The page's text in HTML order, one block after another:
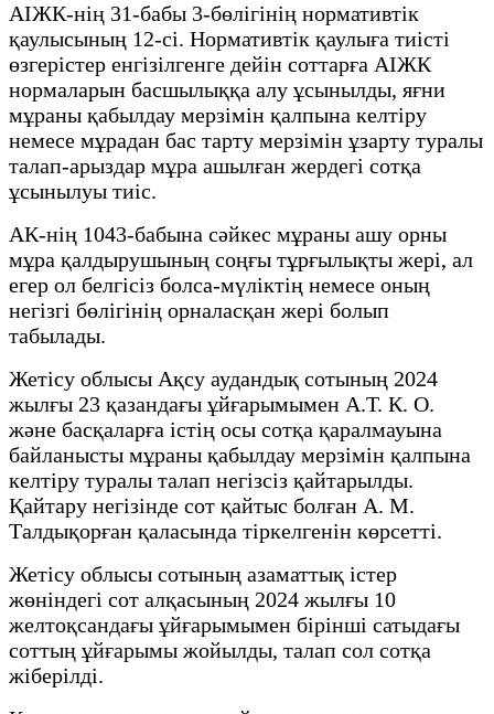
АІЖК-нің 31-бабы 3-бөлігінің нормативтік
қаулысының 12-сі. Нормативтік қаулыға тиісті
өзгерістер енгізілгенге дейін соттарға АІЖК
нормаларын басшылыққа алу ұсынылды, яғни
мұраны қабылдау мерзімін қалпына келтіру
немесе мұрадан бас тарту мерзімін ұзарту туралы
талап-арыздар мұра ашылған жердегі сотқа
ұсынылуы тиіс.
АК-нің 1043-бабына сәйкес мұраны ашу орны
мұра қалдырушының соңғы тұрғылықты жері, ал
егер ол белгісіз болса-мүліктің немесе оның
негізгі бөлігінің орналасқан жері болып
табылады.
Жетісу облысы Ақсу аудандық сотының 2024
жылғы 23 қазандағы ұйғарымымен А.Т. К. О.
және басқаларға істің осы сотқа қаралмауына
байланысты мұраны қабылдау мерзімін қалпына
келтіру туралы талап негізсіз қайтарылды.
Қайтару негізінде сот қайтыс болған А. М.
Талдықорған қаласында тіркелгенін көрсетті.
Жетісу облысы сотының азаматтық істер
жөніндегі сот алқасының 2024 жылғы 10
желтоқсандағы ұйғарымымен бірінші сатыдағы
соттың ұйғарымы жойылды, талап сол сотқа
жіберілді.